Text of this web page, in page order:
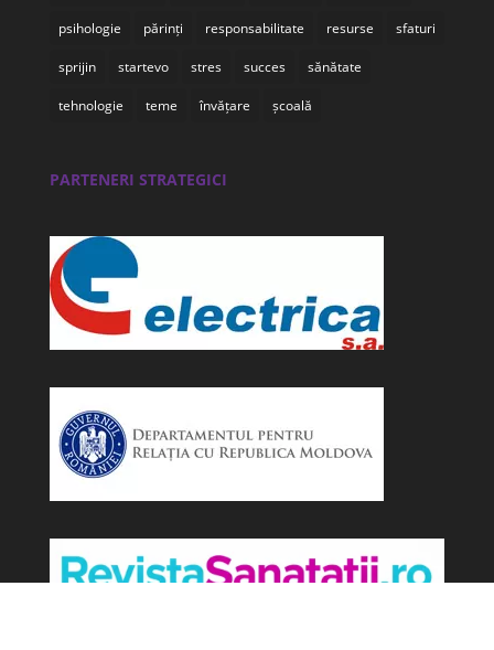
psihologie părinți responsabilitate resurse sfaturi
sprijin startevo stres succes sănătate
tehnologie teme învățare școală
PARTENERI STRATEGICI